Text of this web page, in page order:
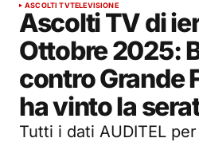
ASCOLTI TVTELEVISIONE
Ascolti TV di
Ottobre 2025:
contro Grande
ha vinto la
Tutti i dati AUDITEL